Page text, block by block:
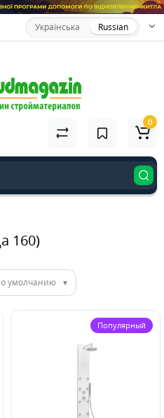
Українська Russian
0
160)
умолчанию
Популярный